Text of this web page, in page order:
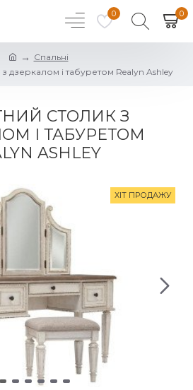
0 0
Спальні
дзеркалом і табуретом Realyn Ashley
СТОЛИК З
І ТАБУРЕТОМ
ASHLEY
ХІТ ПРОДАЖУ